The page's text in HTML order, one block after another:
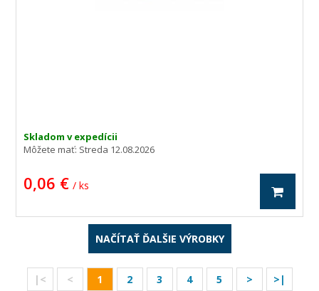
Skladom v expedícii
Môžete mať: Streda 12.08.2026
0,06 € / ks
NAČÍTAŤ ĎALŠIE VÝROBKY
|< < 1 2 3 4 5 > >|